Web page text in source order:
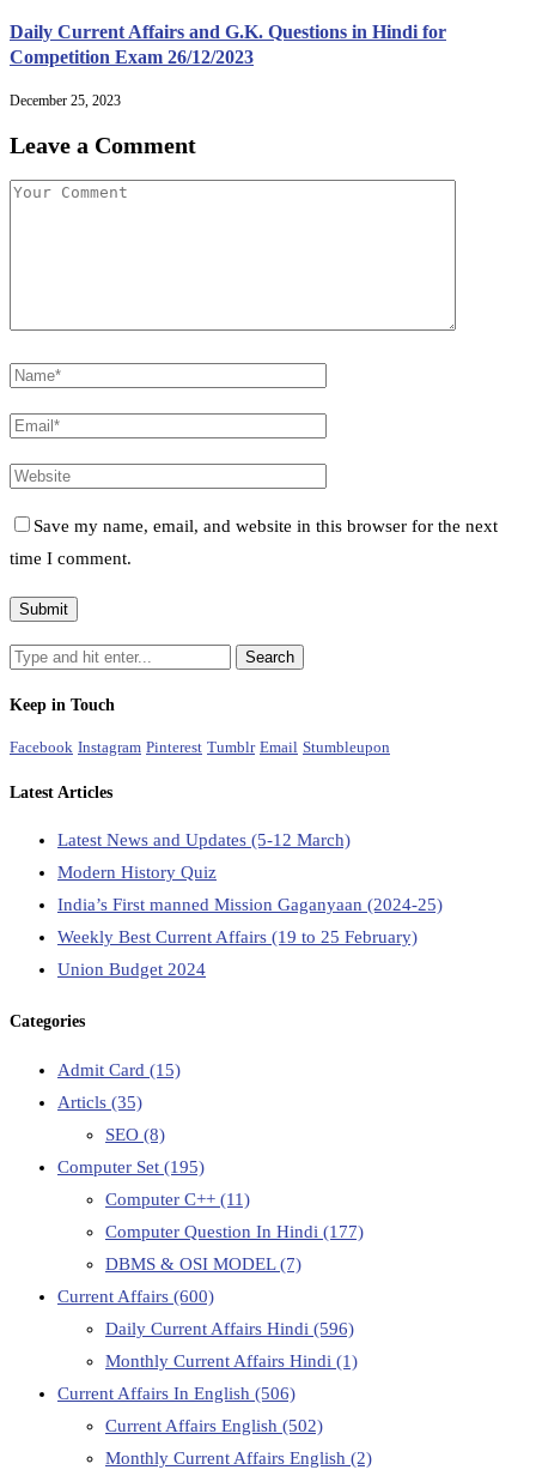
Daily Current Affairs and G.K. Questions in Hindi for
Competition Exam 26/12/2023
December 25, 2023
Leave a Comment
Save my name, email, and website in this browser for the next
time I comment.
Keep in Touch
Facebook Instagram Pinterest Tumblr Email Stumbleupon
Latest Articles
Latest News and Updates (5-12 March)
Modern History Quiz
India’s First manned Mission Gaganyaan (2024-25)
Weekly Best Current Affairs (19 to 25 February)
Union Budget 2024
Categories
Admit Card (15)
Articls (35)
SEO (8)
Computer Set (195)
Computer C++ (11)
Computer Question In Hindi (177)
DBMS & OSI MODEL(7)
Current Affairs (600)
Daily Current Affairs Hindi (596)
Monthly Current Affairs Hindi (1)
Current Affairs In English (506)
Current Affairs English (502)
Monthly Current Affairs English (2)